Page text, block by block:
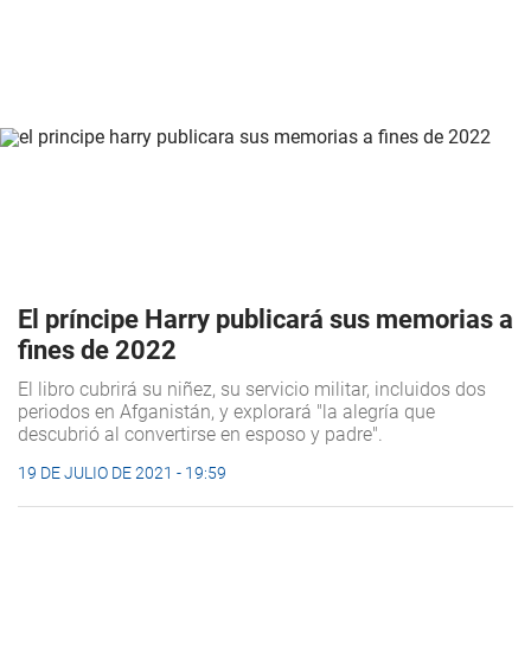
El príncipe Harry publicará sus memorias a
fines de 2022
El libro cubrirá su niñez, su servicio militar, incluidos dos
periodos en Afganistán, y explorará "la alegría que
descubrió al convertirse en esposo y padre".
19 DE JULIO DE 2021 - 19:59